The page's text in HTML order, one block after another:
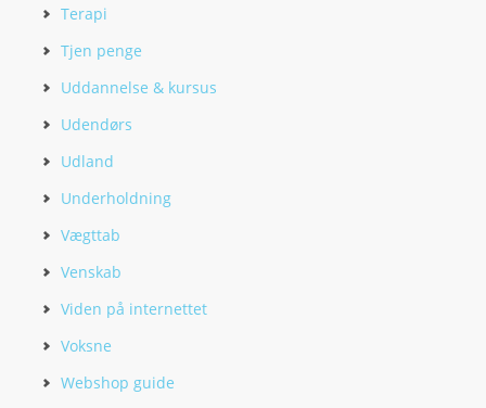
Terapi
Tjen penge
Uddannelse & kursus
Udendørs
Udland
Underholdning
Vægttab
Venskab
Viden på internettet
Voksne
Webshop guide